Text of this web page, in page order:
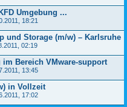
Umgebung ...
18:21
und Storage (m/w) – Karlsruhe
02:19
Bereich VMware-support
13:45
in Vollzeit
17:02